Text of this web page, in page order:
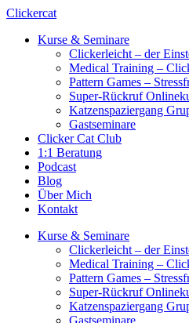
Zum
springen
Clickercat
Kurse & Seminare
Clickerleicht – der
Medical Training –
Pattern Games –
Super-Rückruf
Katzenspaziergang
Gastseminare
Clicker Cat Club
1:1 Beratung
Podcast
Blog
Über Mich
Kontakt
Kurse & Seminare
Clickerleicht – der
Medical Training –
Pattern Games –
Super-Rückruf
Katzenspaziergang
Gastseminare